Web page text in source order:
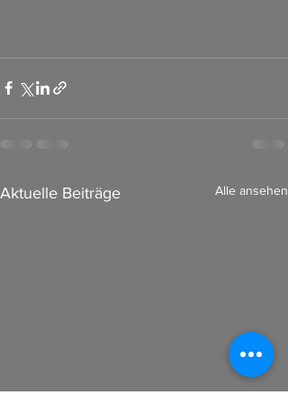
Aktuelle Beiträge Alle ansehen